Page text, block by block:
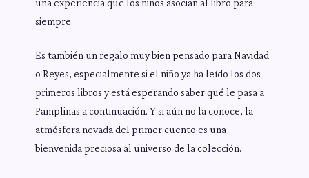
siempre.
Es también un regalo muy bien pensado para Navidad
o Reyes, especialmente si el niño ya ha leído los dos
primeros libros y está esperando saber qué le pasa a
Pamplinas a continuación. Y si aún no la conoce, la
atmósfera nevada del primer cuento es una
bienvenida preciosa al universo de la colección.